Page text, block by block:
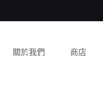
關於我們 商店